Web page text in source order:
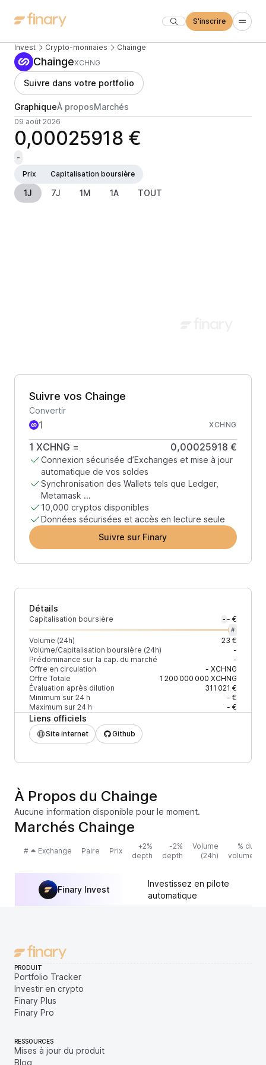
S'inscrire
Invest Crypto-monnaies Chainge
ChaingeXCHNG
Suivre dans votre portfolio
GraphiqueÀ proposMarchés
09 août 2026
0,00025918 €
-
Prix
Capitalisation boursière
1J 7J 1M 1A TOUT
Suivre vos Chainge
Convertir
XCHNG
1 XCHNG = 0,00025918 €
Connexion sécurisée d’Exchanges et mise à jour
automatique de vos soldes
Synchronisation des Wallets tels que Ledger,
Metamask ...
10,000 cryptos disponibles
Données sécurisées et accès en lecture seule
Suivre sur Finary
Détails
Capitalisation boursière - - €
#
Volume (24h)
23 €
Volume/Capitalisation boursière (24h)
-
Prédominance sur la cap. du marché
-
Offre en circulation
- XCHNG
Offre Totale
1 200 000 000 XCHNG
Évaluation après dilution
311 021 €
Minimum sur 24 h
- €
Maximum sur 24 h
- €
Liens officiels
Site internet Github
À Propos du Chainge
Aucune information disponible pour le moment.
Marchés Chainge
# Exchange Paire Prix
+2%
depth
-2%
depth
Volume
(24h)
% du
volume
Finary Invest
Investissez en pilote
automatique
PRODUIT
Portfolio Tracker
Investir en crypto
Finary Plus
Finary Pro
RESSOURCES
Mises à jour du produit
Blog